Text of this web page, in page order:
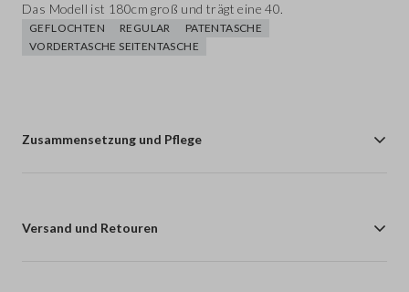
Das Modell ist 180cm groß und trägt eine 40.
GEFLOCHTEN REGULAR
PATENTASCHE
VORDERTASCHE SEITENTASCHE
Zusammensetzung und Pflege
Versand und Retouren